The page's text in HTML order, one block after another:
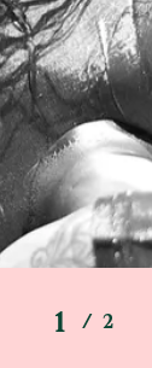
1 / 2